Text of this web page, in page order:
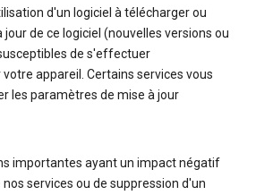
d'un logiciel à télécharger ou
de ce logiciel (nouvelles versions ou
de s'effectuer
appareil. Certains services vous
les paramètres de mise à jour
importantes ayant un impact négatif
services ou de suppression d'un